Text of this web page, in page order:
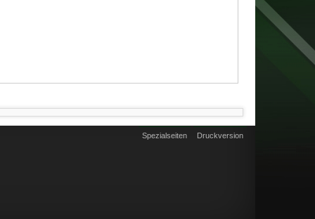
Spezialseiten Druckversion